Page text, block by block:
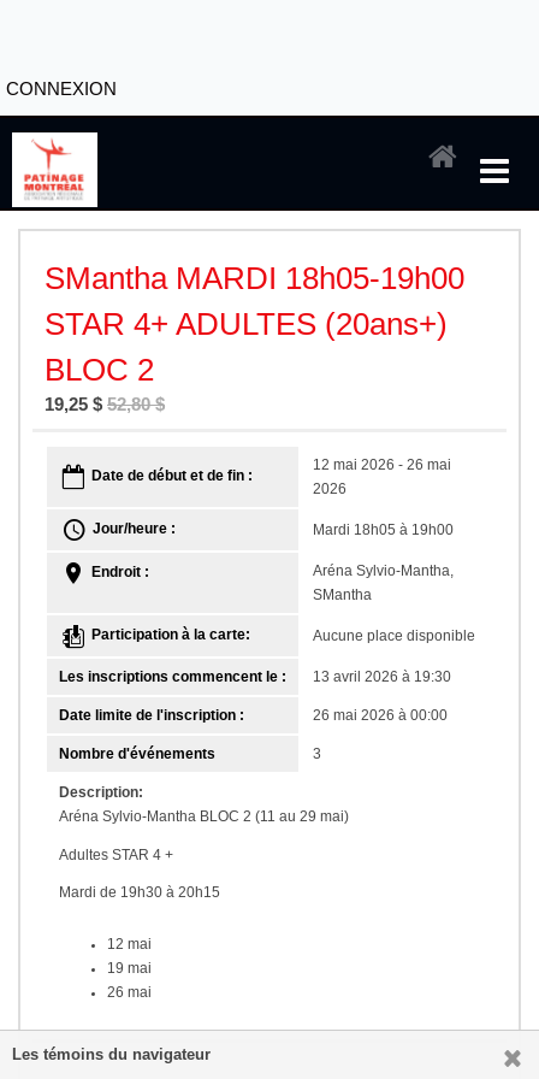
Les témoins du navigateur
CONNEXION
SMantha MARDI 18h05-19h00
STAR 4+ ADULTES (20ans+)
BLOC 2
19,25 $ 52,80 $
Date de début et de fin :
12 mai 2026 - 26 mai
2026
Jour/heure : Mardi 18h05 à 19h00
Endroit :
Aréna Sylvio-Mantha,
SMantha
Participation à la carte: Aucune place disponible
Les inscriptions commencent le : 13 avril 2026 à 19:30
Date limite de l'inscription : 26 mai 2026 à 00:00
Nombre d'événements 3
Description:
Aréna Sylvio-Mantha BLOC 2 (11 au 29 mai)
Adultes STAR 4 +
Mardi de 19h30 à 20h15
12 mai
19 mai
26 mai